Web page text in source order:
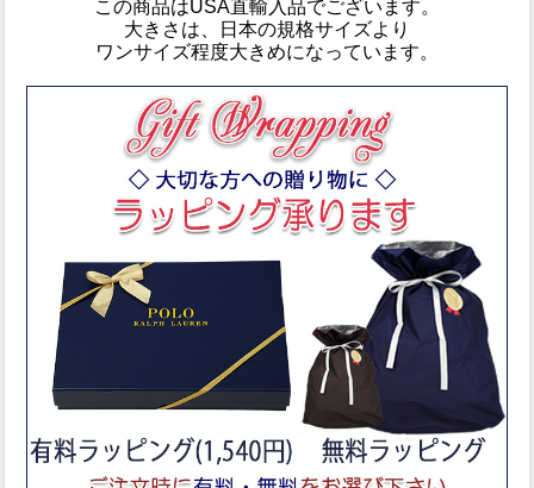
この商品はUSA直輸入品でございます。
大きさは、日本の規格サイズより
ワンサイズ程度大きめになっています。